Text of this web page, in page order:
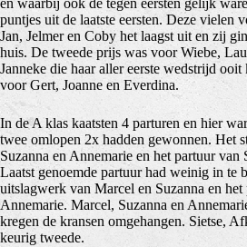
puntjes uit de laatste eersten. Deze vielen
Jan, Jelmer en Coby het laagst uit en zij
huis. De tweede prijs was voor Wiebe,
Janneke die haar aller eerste wedstrijd
voor Gert, Joanne en Everdina.
In de A klas kaatsten 4 parturen en hier
twee omlopen 2x hadden gewonnen. Het
Suzanna en Annemarie en het partuur van
Laatst genoemde partuur had weinig in te
uitslagwerk van Marcel en Suzanna en
Annemarie. Marcel, Suzanna en
kregen de kransen omgehangen. Sietse,
keurig tweede.